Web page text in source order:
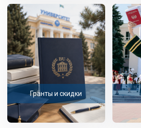
Гранты и скидки